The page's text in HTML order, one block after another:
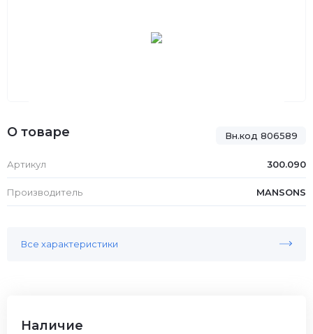
Вн.код 806589
О товаре
Артикул 300.090
Производитель MANSONS
Все характеристики
Наличие